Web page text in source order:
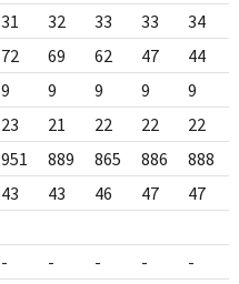
31 32 33 33 34
72 69 62 47 44
9 9 9 9 9
23 21 22 22 22
951 889 865 886 888
43 43 46 47 47
- - - - -